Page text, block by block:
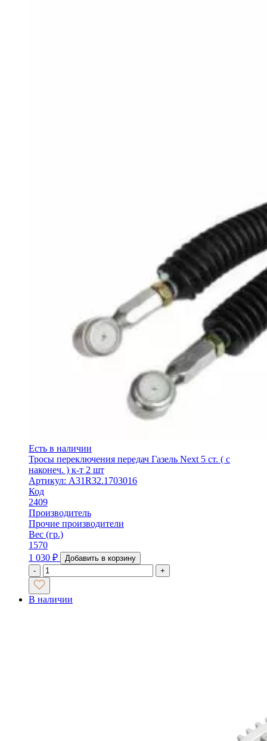
Есть в наличии
Тросы переключения передач Газель Next 5 ст. ( с
наконеч. ) к-т 2 шт
Артикул: А31R32.1703016
Код
2409
Производитель
Прочие производители
Вес (гр.)
1570
1 030 ₽
Добавить в корзину
-
+
В наличии